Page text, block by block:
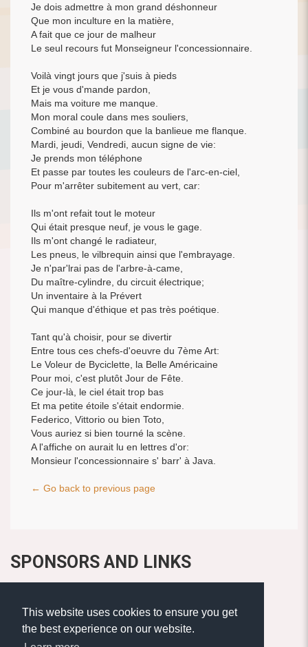
This website uses cookies to ensure you get
the best experience on our website.
Je dois admettre à mon grand déshonneur
Que mon inculture en la matière,
A fait que ce jour de malheur
Le seul recours fut Monseigneur l'concessionnaire.
Voilà vingt jours que j'suis à pieds
Et je vous d'mande pardon,
Mais ma voiture me manque.
Mon moral coule dans mes souliers,
Combiné au bourdon que la banlieue me flanque.
Mardi, jeudi, Vendredi, aucun signe de vie:
Je prends mon téléphone
Et passe par toutes les couleurs de l'arc-en-ciel,
Pour m'arrêter subitement au vert, car:
Ils m'ont refait tout le moteur
Qui était presque neuf, je vous le gage.
Ils m'ont changé le radiateur,
Les pneus, le vilbrequin ainsi que l'embrayage.
Je n'par'lrai pas de l'arbre-à-came,
Du maître-cylindre, du circuit électrique;
Un inventaire à la Prévert
Qui manque d'éthique et pas très poétique.
Tant qu'à choisir, pour se divertir
Entre tous ces chefs-d'oeuvre du 7ème Art:
Le Voleur de Byciclette, la Belle Américaine
Pour moi, c'est plutôt Jour de Fête.
Ce jour-là, le ciel était trop bas
Et ma petite étoile s'était endormie.
Federico, Vittorio ou bien Toto,
Vous auriez si bien tourné la scène.
A l'affiche on aurait lu en lettres d'or:
Monsieur l'concessionnaire s' barr' à Java.
← Go back to previous page
SPONSORS AND LINKS